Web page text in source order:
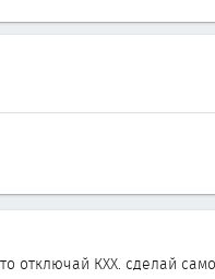
отключай КХХ. сделай